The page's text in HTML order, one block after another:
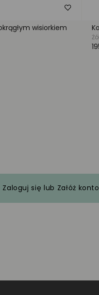
Zaloguj się lub Załóż konto